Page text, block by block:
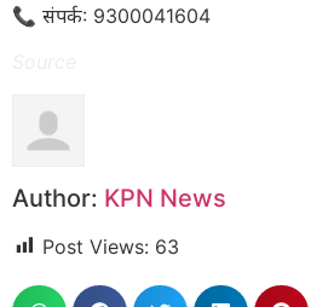
📞 संपर्क: 9300041604
Author: KPN News
Post Views: 63